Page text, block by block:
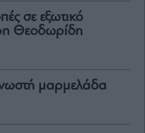
σε εξωτικό
Θεοδωρίδη
μαρμελάδα